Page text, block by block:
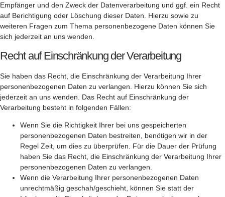
Empfänger und den Zweck der Datenverarbeitung und ggf. ein Recht
auf Berichtigung oder Löschung dieser Daten. Hierzu sowie zu
weiteren Fragen zum Thema personenbezogene Daten können Sie
sich jederzeit an uns wenden.
Recht auf Einschränkung der Verarbeitung
Sie haben das Recht, die Einschränkung der Verarbeitung Ihrer
personenbezogenen Daten zu verlangen. Hierzu können Sie sich
jederzeit an uns wenden. Das Recht auf Einschränkung der
Verarbeitung besteht in folgenden Fällen:
Wenn Sie die Richtigkeit Ihrer bei uns gespeicherten
personenbezogenen Daten bestreiten, benötigen wir in der
Regel Zeit, um dies zu überprüfen. Für die Dauer der Prüfung
haben Sie das Recht, die Einschränkung der Verarbeitung Ihrer
personenbezogenen Daten zu verlangen.
Wenn die Verarbeitung Ihrer personenbezogenen Daten
unrechtmäßig geschah/geschieht, können Sie statt der